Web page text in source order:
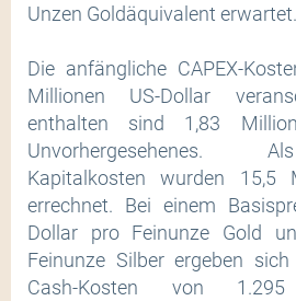
Unzen Goldäquivalent erwartet.
Die anfängliche CAPEX-
Millionen US-Dollar
enthalten sind 1,83
Unvorhergesehenes.
Kapitalkosten wurden 15,5
errechnet. Bei einem
Dollar pro Feinunze Gold
Feinunze Silber ergeben
Cash-Kosten von